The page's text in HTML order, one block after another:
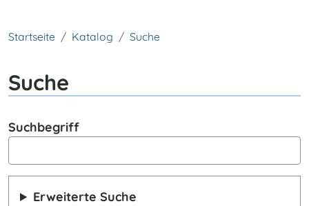
Startseite Katalog Suche
Suche
Suchbegriff
Erweiterte Suche